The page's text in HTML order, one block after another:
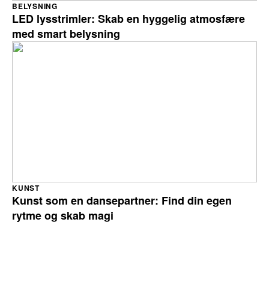
LED lysstrimler: Skab en hyggelig atmosfære
med smart belysning
BELYSNING
Kunst som en dansepartner: Find din egen
rytme og skab magi
KUNST